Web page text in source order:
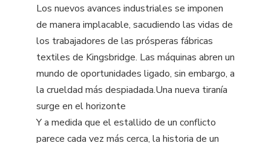
Los nuevos avances industriales se imponen
de manera implacable, sacudiendo las vidas de
los trabajadores de las prósperas fábricas
textiles de Kingsbridge. Las máquinas abren un
mundo de oportunidades ligado, sin embargo, a
la crueldad más despiadada.Una nueva tiranía
surge en el horizonte
Y a medida que el estallido de un conflicto
parece cada vez más cerca, la historia de un